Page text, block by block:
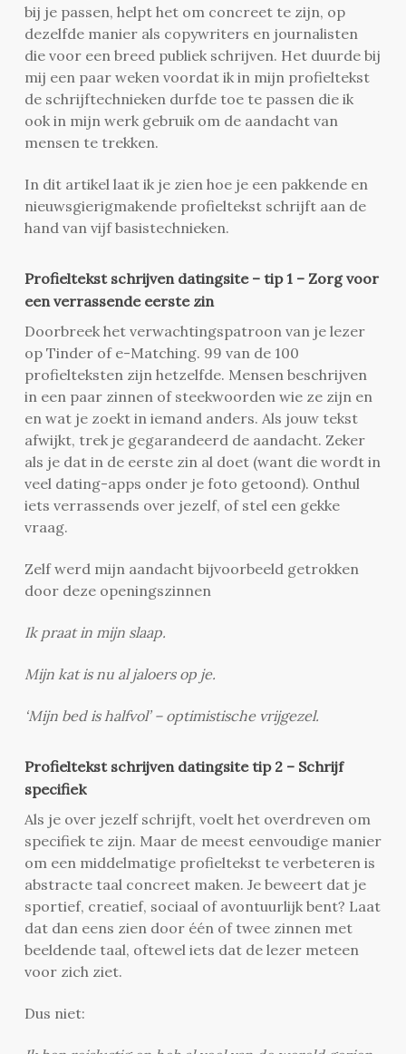
bij je passen, helpt het om concreet te zijn, op
dezelfde manier als copywriters en journalisten
die voor een breed publiek schrijven. Het duurde bij
mij een paar weken voordat ik in mijn profieltekst
de schrijftechnieken durfde toe te passen die ik
ook in mijn werk gebruik om de aandacht van
mensen te trekken.
In dit artikel laat ik je zien hoe je een pakkende en
nieuwsgierigmakende profieltekst schrijft aan de
hand van vijf basistechnieken.
Profieltekst schrijven datingsite – tip 1 – Zorg voor
een verrassende eerste zin
Doorbreek het verwachtingspatroon van je lezer
op Tinder of e-Matching. 99 van de 100
profielteksten zijn hetzelfde. Mensen beschrijven
in een paar zinnen of steekwoorden wie ze zijn en
en wat je zoekt in iemand anders. Als jouw tekst
afwijkt, trek je gegarandeerd de aandacht. Zeker
als je dat in de eerste zin al doet (want die wordt in
veel dating-apps onder je foto getoond). Onthul
iets verrassends over jezelf, of stel een gekke
vraag.
Zelf werd mijn aandacht bijvoorbeeld getrokken
door deze openingszinnen
Ik praat in mijn slaap.
Mijn kat is nu al jaloers op je.
‘Mijn bed is halfvol’ – optimistische vrijgezel.
Profieltekst schrijven datingsite tip 2 – Schrijf
specifiek
Als je over jezelf schrijft, voelt het overdreven om
specifiek te zijn. Maar de meest eenvoudige manier
om een middelmatige profieltekst te verbeteren is
abstracte taal concreet maken. Je beweert dat je
sportief, creatief, sociaal of avontuurlijk bent? Laat
dat dan eens zien door één of twee zinnen met
beeldende taal, oftewel iets dat de lezer meteen
voor zich ziet.
Dus niet: